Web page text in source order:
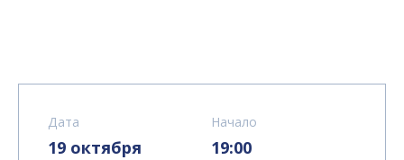
Дата
19 октября
Начало
19:00